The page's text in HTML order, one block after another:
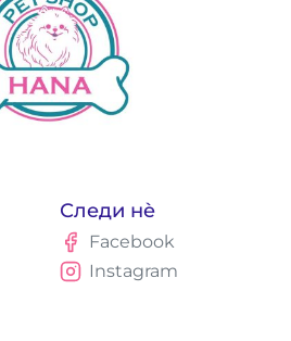
Следи нè
Facebook
Instagram